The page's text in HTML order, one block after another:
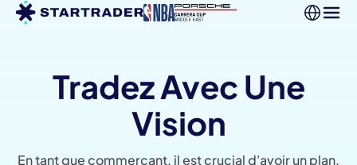
Tradez Avec Une
Vision
En tant que commerçant, il est crucial d'avoir un plan.